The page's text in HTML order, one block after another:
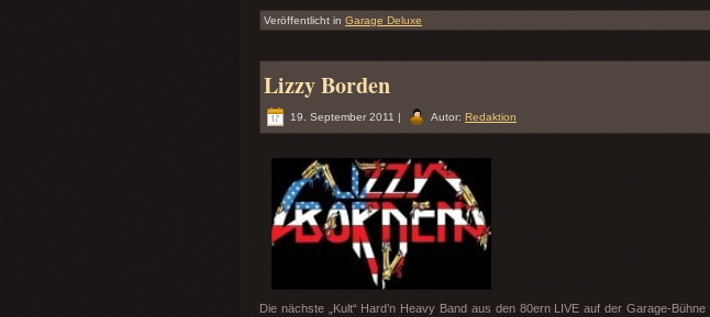
Veröffentlicht in Garage Deluxe
Lizzy Borden
19. September 2011 | Autor: Redaktion
Die nächste „Kult“ Hard’n Heavy Band aus den 80ern LIVE auf der Garage-Bühne